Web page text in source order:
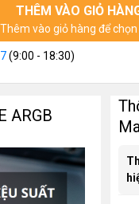
THÊM VÀO GIỎ
Thêm vào giỏ hàng để chọn
(9:00 - 18:30)
ARGB